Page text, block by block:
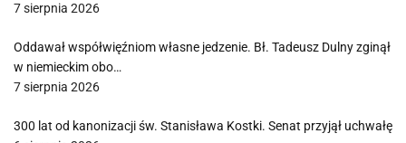
7 sierpnia 2026
Oddawał współwięźniom własne jedzenie. Bł. Tadeusz Dulny zginął
w niemieckim obo…
7 sierpnia 2026
300 lat od kanonizacji św. Stanisława Kostki. Senat przyjął uchwałę